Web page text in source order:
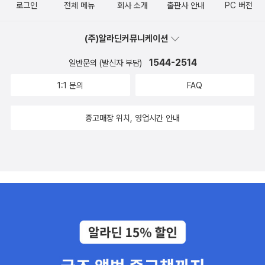
로그인 전체 메뉴 회사 소개 출판사 안내 PC 버전
(주)알라딘커뮤니케이션
일반문의 (발신자 부담) 1544-2514
1:1 문의 FAQ
중고매장 위치, 영업시간 안내